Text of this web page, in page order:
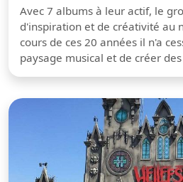
Avec 7 albums à leur actif, le
d'inspiration et de créativité au
cours de ces 20 années il n'a
paysage musical et de créer